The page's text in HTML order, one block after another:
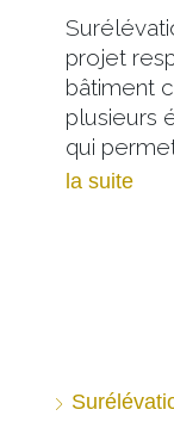
projet
bâtiment
plusieurs
qui
la suite